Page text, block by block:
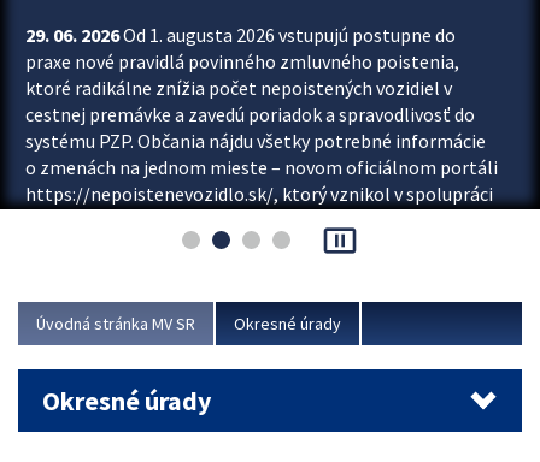
29. 06. 2026Od 1. augusta 2026 vstupujú postupne do
praxe nové pravidlá povinného zmluvného poistenia,
ktoré radikálne znížia počet nepoistených vozidiel v
cestnej premávke a zavedú poriadok a spravodlivosť do
systému PZP. Občania nájdu všetky potrebné informácie
o zmenách na jednom mieste – novom oficiálnom portáli
https://nepoistenevozidlo.sk/, ktorý vznikol v spolupráci
asociácie poisťovní (SLASPO) a Ministerstva vnútra SR.
Viac
pause_presentation
Úvodná stránka MV SR Okresné úrady
Okresné úrady